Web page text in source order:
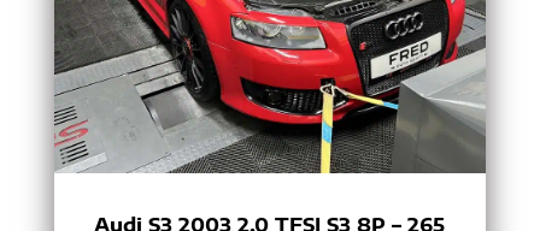
Audi S3 2003 2.0 TFSI S3 8P – 265